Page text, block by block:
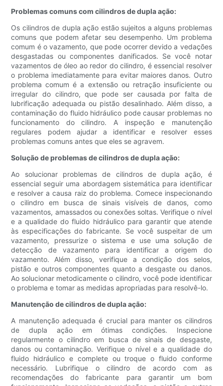
Problemas comuns com cilindros de dupla ação:
Os cilindros de dupla ação estão sujeitos a alguns problemas
comuns que podem afetar seu desempenho. Um problema
comum é o vazamento, que pode ocorrer devido a vedações
desgastadas ou componentes danificados. Se você notar
vazamentos de óleo ao redor do cilindro, é essencial resolver
o problema imediatamente para evitar maiores danos. Outro
problema comum é a extensão ou retração insuficiente ou
irregular do cilindro, que pode ser causada por falta de
lubrificação adequada ou pistão desalinhado. Além disso, a
contaminação do fluido hidráulico pode causar problemas no
funcionamento do cilindro. A inspeção e manutenção
regulares podem ajudar a identificar e resolver esses
problemas comuns antes que eles se agravem.
Solução de problemas de cilindros de dupla ação:
Ao solucionar problemas de cilindros de dupla ação, é
essencial seguir uma abordagem sistemática para identificar
e resolver a causa raiz do problema. Comece inspecionando
o cilindro em busca de sinais visíveis de danos, como
vazamentos, amassados ​​ou conexões soltas. Verifique o nível
e a qualidade do fluido hidráulico para garantir que atende
às especificações do fabricante. Se você suspeitar de um
vazamento, pressurize o sistema e use uma solução de
detecção de vazamento para identificar a origem do
vazamento. Além disso, verifique a condição dos selos,
pistão e outros componentes quanto a desgaste ou danos.
Ao solucionar metodicamente o cilindro, você pode identificar
o problema e tomar as medidas apropriadas para resolvê-lo.
Manutenção de cilindros de dupla ação:
A manutenção adequada é crucial para manter os cilindros
de dupla ação em ótimas condições. Inspecione
regularmente o cilindro em busca de sinais de desgaste,
danos ou contaminação. Verifique o nível e a qualidade do
fluido hidráulico e complete ou troque o fluido conforme
necessário. Lubrifique o cilindro de acordo com as
recomendações do fabricante para garantir um bom